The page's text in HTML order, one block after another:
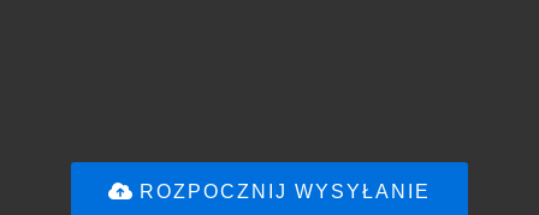
ROZPOCZNIJ WYSYŁANIE